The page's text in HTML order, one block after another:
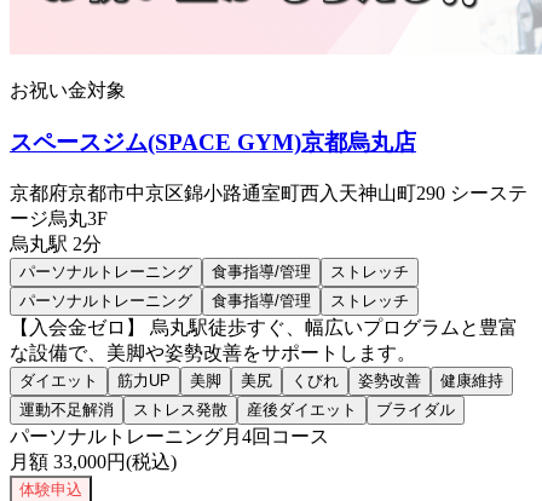
お祝い金対象
スペースジム(SPACE GYM)京都烏丸店
京都府京都市中京区錦小路通室町西入天神山町290 シーステ
ージ烏丸3F
烏丸駅 2分
パーソナルトレーニング 食事指導/管理
ストレッチ
パーソナルトレーニング
食事指導/管理 ストレッチ
【入会金ゼロ】 烏丸駅徒歩すぐ、幅広いプログラムと豊富
な設備で、美脚や姿勢改善をサポートします。
ダイエット 筋力UP 美脚 美尻 くびれ 姿勢改善
健康維持
運動不足解消
ストレス発散 産後ダイエット ブライダル
パーソナルトレーニング月4回コース
月額 33,000円(税込)
体験申込